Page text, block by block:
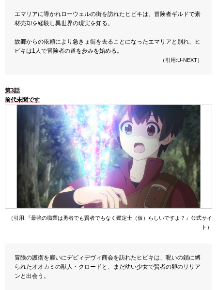
エマリアに導かれローウェルの街を訪れたヒビキは、冒険者ギルドで素
材売却を経験し異世界の現実を知る。
故郷からの依頼により急きょ街を去ることになったエマリアと別れ、ヒ
ビキは1人で冒険者の道を歩みを始める。
（引用:U-NEXT）
第3話
前代未聞です
（引用:『最強の職業は勇者でも賢者でもなく鑑定士（仮）らしいですよ？』公式サイ
ト）
冒険の護衛を雇いにデビィデヴィ商会を訪れたヒビキは、呪いの鎖に縛
られたオオカミの獣人・クロードと、まだ幼い少女で賢者の卵のリリア
ンと出会う。